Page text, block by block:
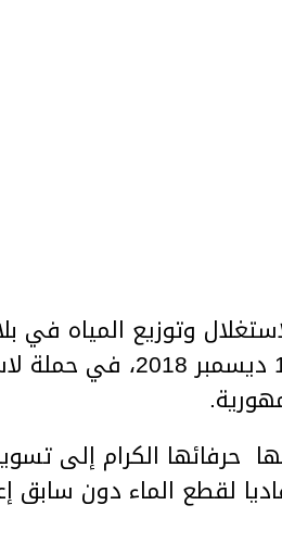
وتوزيع المياه في
بداية من يوم الأربعاء
حرفائها الكرام إلى
لقطع الماء دون سابق